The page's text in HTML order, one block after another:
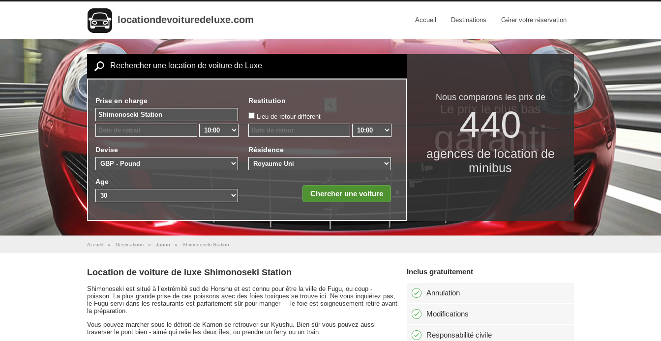
locationdevoituredeluxe.com Accueil Destinations Gérer votre réservation
Rechercher une location de voiture de Luxe
Prise en charge Restitution
Lieu de retour différent
Devise Résidence
Age
Nous comparons les prix de
440
agences de location de
minibus
Le prix le​ plus bas
garanti
Accueil » Destinations » Japon » Shimonoseki Station
Location de voiture de luxe Shimonoseki Station
Shimonoseki est situé à l’extrémité sud de Honshu et est connu pour être la ville de Fugu, ou coup -
poisson. La plus grande prise de ces poissons avec des foies toxiques se trouve ici. Ne vous inquiétez pas,
le Fugu servi dans les restaurants est parfaitement sûr pour manger - - le foie est soigneusement retiré avant
la préparation.
Vous pouvez marcher sous le détroit de Kamon se retrouver sur Kyushu. Bien sûr vous pouvez aussi
traverser le pont bien - aimé qui relie les deux îles, ou prendre un ferry ou un train.
Inclus gratuitement
Annulation
Modifications
Responsabilité civile